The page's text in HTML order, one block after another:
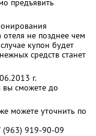
предъявить
не позднее чем
купон будет
средств станет
г.
вы сможете до
можете уточнить по
(963) 919-90-09